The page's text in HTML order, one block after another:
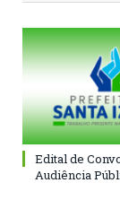
Edital de
Audiência